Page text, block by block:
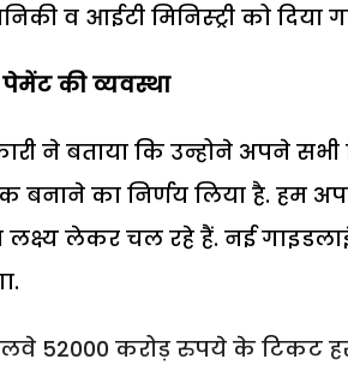
व आईटी मिनिस्ट्री को दिया
की व्यवस्था
ने बताया कि उन्होने अपने
का निर्णय लिया है. हम
लक्ष्य लेकर चल रहे हैं. नई
52000 करोड़ रुपये के टिकट